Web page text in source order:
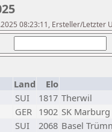
08:23:11, Ersteller/Letzter
Land
Elo
SUI 1817 Therwil
GER 1902 SK
SUI 2068 Basel